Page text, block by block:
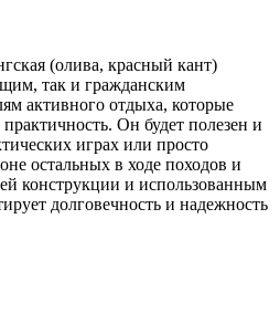
(олива, красный кант)
так и гражданским
активного отдыха, которые
Он будет полезен и
играх или просто
остальных в ходе походов и
конструкции и использованным
долговечность и надежность